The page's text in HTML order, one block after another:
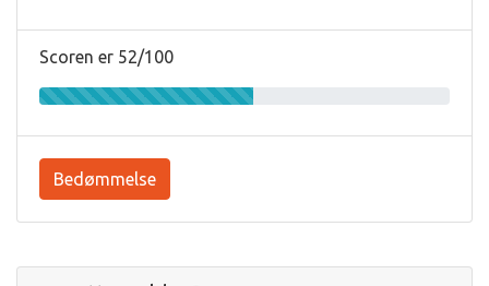
Scoren er 52/100
Bedømmelse